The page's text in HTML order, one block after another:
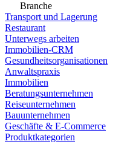
Branche
Transport und Lagerung
Restaurant
Unterwegs arbeiten
Immobilien-CRM
Gesundheitsorganisationen
Anwaltspraxis
Immobilien
Beratungsunternehmen
Reiseunternehmen
Bauunternehmen
Geschäfte & E-Commerce
Produktkategorien